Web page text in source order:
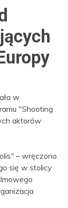
w
"Shooting
aktorów
– wręczono
się w stolicy